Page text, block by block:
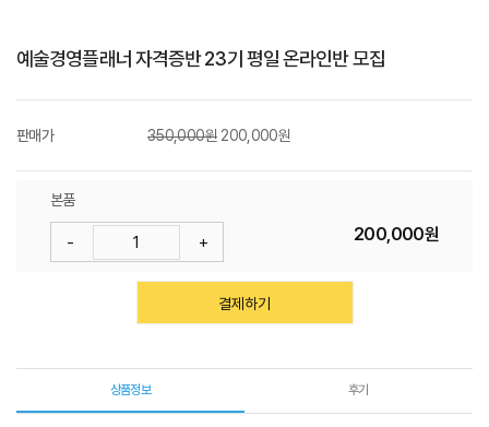
H
)
예술경영플래너 자격증반 23기 평일 온라인반 모집
판매가 350,000원 200,000원
본품
- + 200,000원
결제하기
상품정보 후기